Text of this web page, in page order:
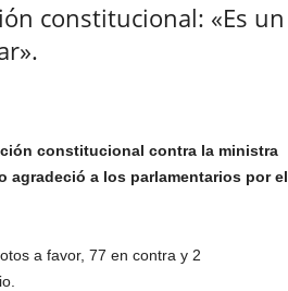
constitucional: «Es un
constitucional contra la ministra
agradeció a los parlamentarios por el
a favor, 77 en contra y 2